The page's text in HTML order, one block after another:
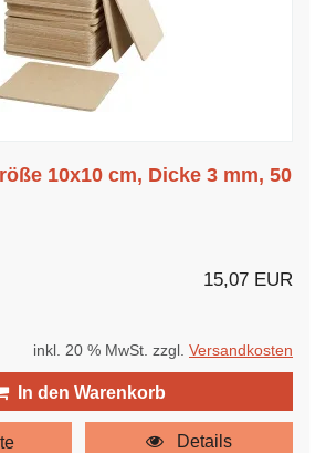
10x10 cm, Dicke 3 mm, 50
15,07 EUR
inkl. 20 % MwSt. zzgl. Versandkosten
In den Warenkorb
Details